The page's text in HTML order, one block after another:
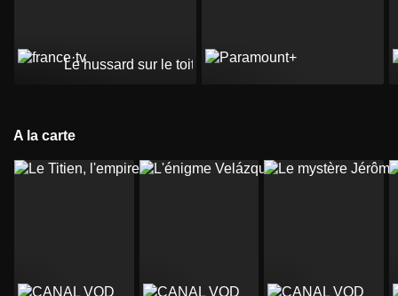
Le hussard sur le toit
A la carte